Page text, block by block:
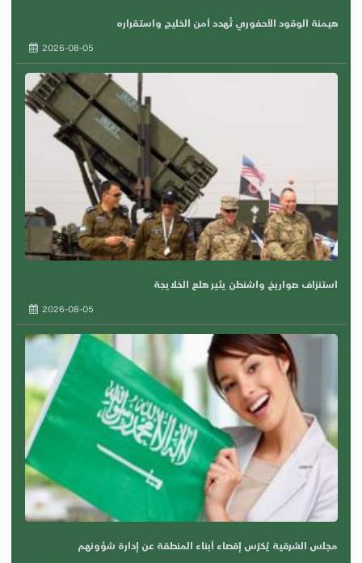
هيمنة الوقود الأحفوري تُهدد أمن الخليج واستقراره
2026-08-05
استنزاف صواريخ واشنطن يثير هلع الخلايجة
2026-08-05
مجلس الشرقية يُكرّس إقصاء أبناء المنطقة عن إدارة شؤونهم